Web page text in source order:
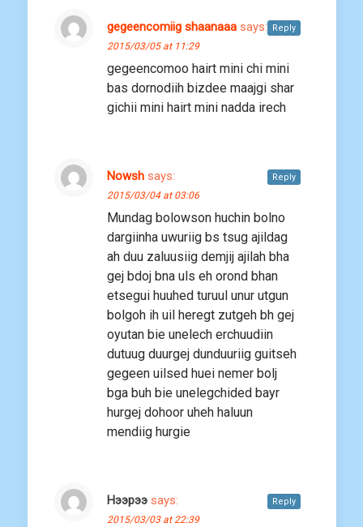
gegeencomiig shaanaaa says:
2015/03/05 at 11:29
gegeencomoo hairt mini chi mini
bas dornodiih bizdee maajgi shar
gichii mini hairt mini nadda irech
Reply
Nowsh says:
2015/03/04 at 03:06
Mundag bolowson huchin bolno
dargiinha uwuriig bs tsug ajildag
ah duu zaluusiig demjij ajilah bha
gej bdoj bna uls eh orond bhan
etsegui huuhed turuul unur utgun
bolgoh ih uil heregt zutgeh bh gej
oyutan bie unelech erchuudiin
dutuug duurgej dunduuriig guitseh
gegeen uilsed huei nemer bolj
bga buh bie unelegchided bayr
hurgej dohoor uheh haluun
mendiig hurgie
Reply
Нээрээ says:
2015/03/03 at 22:39
Reply